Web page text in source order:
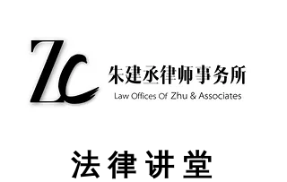
​法律讲堂